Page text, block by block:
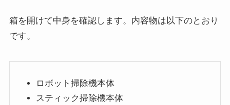
箱を開けて中身を確認します。内容物は以下のとおり
です。
ロボット掃除機本体
スティック掃除機本体